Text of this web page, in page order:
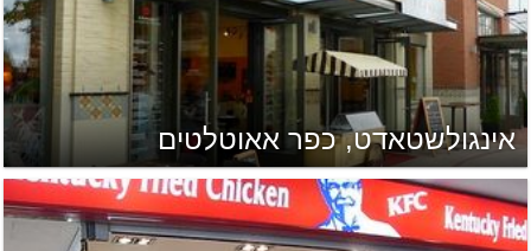
אינגולשטאדט, כפר אאוטלטים